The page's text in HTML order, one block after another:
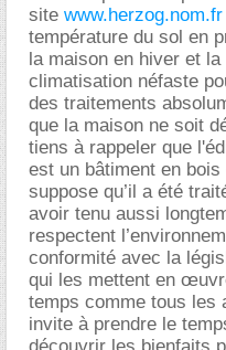
site www.herzog.nom.fr
température du sol en
la maison en hiver et
climatisation néfaste
des traitements
que la maison ne soit
tiens à rappeler que
est un bâtiment en
suppose qu’il a été
avoir tenu aussi
respectent
conformité avec la
qui les mettent en
temps comme tous les
invite à prendre le